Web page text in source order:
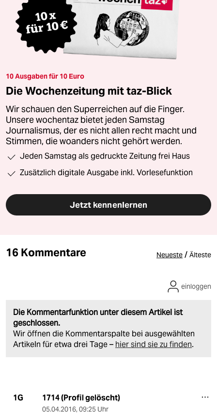
10 Ausgaben für 10 Euro
Die Wochenzeitung mit taz-Blick
Wir schauen den Superreichen auf die Finger.
Unsere wochentaz bietet jeden Samstag
Journalismus, der es nicht allen recht macht und
Stimmen, die woanders nicht gehört werden.
Jeden Samstag als gedruckte Zeitung frei Haus
Zusätzlich digitale Ausgabe inkl. Vorlesefunktion
Jetzt kennenlernen
16 Kommentare Neueste / Älteste
Die Kommentarfunktion unter diesem Artikel ist
geschlossen.
Wir öffnen die Kommentarspalte bei ausgewählten
Artikeln für etwa drei Tage – hier sind sie zu finden.
einloggen
1G 1714 (Profil gelöscht)
05.04.2016, 09:25 Uhr